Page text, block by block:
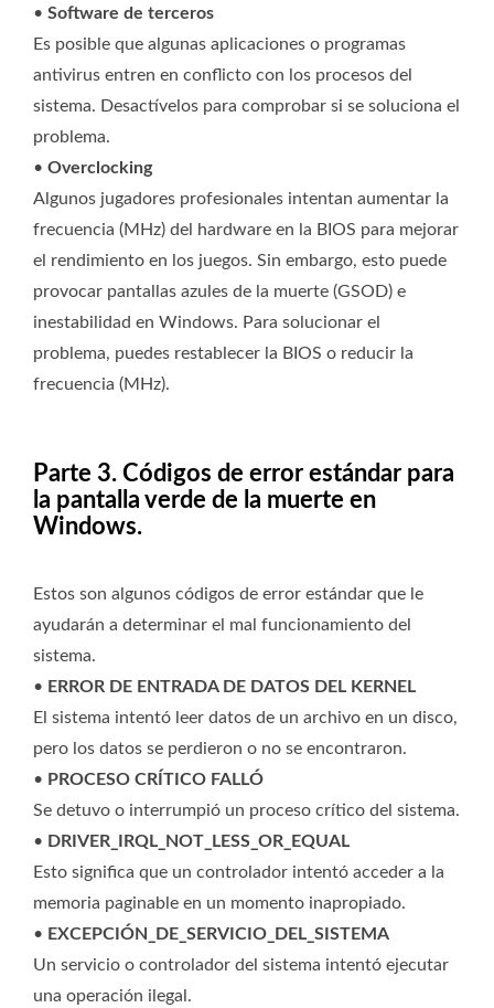
• Software de terceros
Es posible que algunas aplicaciones o programas
antivirus entren en conflicto con los procesos del
sistema. Desactívelos para comprobar si se soluciona el
problema.
• Overclocking
Algunos jugadores profesionales intentan aumentar la
frecuencia (MHz) del hardware en la BIOS para mejorar
el rendimiento en los juegos. Sin embargo, esto puede
provocar pantallas azules de la muerte (GSOD) e
inestabilidad en Windows. Para solucionar el
problema, puedes restablecer la BIOS o reducir la
frecuencia (MHz).
Parte 3. Códigos de error estándar para
la pantalla verde de la muerte en
Windows.
Estos son algunos códigos de error estándar que le
ayudarán a determinar el mal funcionamiento del
sistema.
• ERROR DE ENTRADA DE DATOS DEL KERNEL
El sistema intentó leer datos de un archivo en un disco,
pero los datos se perdieron o no se encontraron.
• PROCESO CRÍTICO FALLÓ
Se detuvo o interrumpió un proceso crítico del sistema.
• DRIVER_IRQL_NOT_LESS_OR_EQUAL
Esto significa que un controlador intentó acceder a la
memoria paginable en un momento inapropiado.
• EXCEPCIÓN_DE_SERVICIO_DEL_SISTEMA
Un servicio o controlador del sistema intentó ejecutar
una operación ilegal.